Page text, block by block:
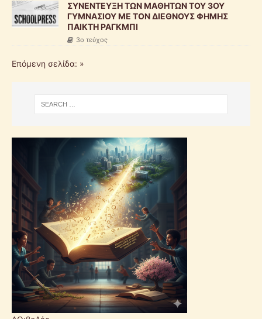
ΣΥΝΕΝΤΕΥΞΗ ΤΩΝ ΜΑΘΗΤΩΝ ΤΟΥ 3ΟΥ
ΓΥΜΝΑΣΙΟΥ ΜΕ ΤΟΝ ΔΙΕΘΝΟΥΣ ΦΗΜΗΣ
ΠΑΙΚΤΗ ΡΑΓΚΜΠΙ
3o τεύχος
Επόμενη σελίδα: »